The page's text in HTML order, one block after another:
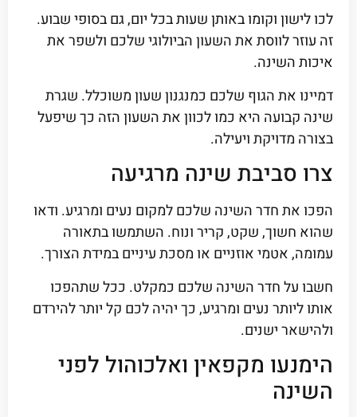
לכו לישון וקומו באותן שעות בכל יום, גם בסופי שבוע.
זה עוזר לווסת את השעון הביולוגי שלכם ולשפר את
איכות השינה.
דמיינו את הגוף שלכם כמנגנון שעון משוכלל. שגרת
שינה קבועה היא כמו לכוון את השעון הזה כך שיפעל
בצורה מדויקת ויעילה.
צרו סביבת שינה מרגיעה
הפכו את חדר השינה שלכם למקום נעים ומרגיע. ודאו
שהוא חשוך, שקט, קריר ונוח. השתמשו בתאורה
עמומה, אטמי אוזניים או מסכת עיניים במידת הצורך.
חשבו על חדר השינה שלכם כמקלט. ככל שתהפכו
אותו ליותר נעים ומרגיע, כך יהיה לכם קל יותר להירדם
ולהישאר ישנים.
הימנעו מקפאין ואלכוהול לפני
השינה